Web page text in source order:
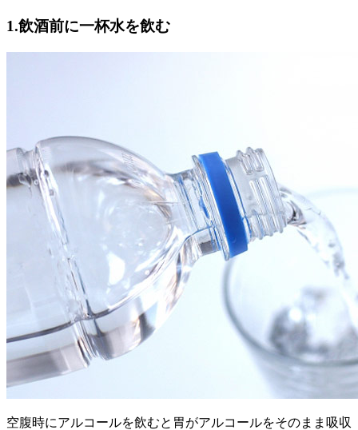
1.飲酒前に一杯水を飲む
空腹時にアルコールを飲むと胃がアルコールをそのまま吸収